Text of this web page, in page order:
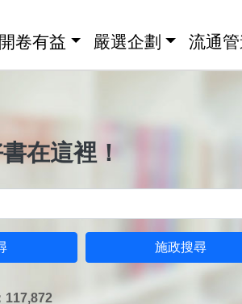
卷有益 嚴選企劃 流通
在這裡！
施政搜尋
117,872